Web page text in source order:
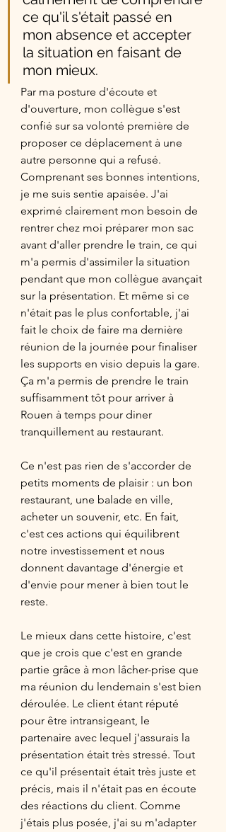
ce qu'il s'était passé en
mon absence et accepter
la situation en faisant de
mon mieux.
Par ma posture d'écoute et
d'ouverture, mon collègue s'est
confié sur sa volonté première de
proposer ce déplacement à une
autre personne qui a refusé.
Comprenant ses bonnes intentions,
je me suis sentie apaisée. J'ai
exprimé clairement mon besoin de
rentrer chez moi préparer mon sac
avant d'aller prendre le train, ce qui
m'a permis d'assimiler la situation
pendant que mon collègue avançait
sur la présentation. Et même si ce
n'était pas le plus confortable, j'ai
fait le choix de faire ma dernière
réunion de la journée pour finaliser
les supports en visio depuis la gare.
Ça m'a permis de prendre le train
suffisamment tôt pour arriver à
Rouen à temps pour diner
tranquillement au restaurant.
Ce n'est pas rien de s'accorder de
petits moments de plaisir : un bon
restaurant, une balade en ville,
acheter un souvenir, etc. En fait,
c'est ces actions qui équilibrent
notre investissement et nous
donnent davantage d'énergie et
d'envie pour mener à bien tout le
reste.
Le mieux dans cette histoire, c'est
que je crois que c'est en grande
partie grâce à mon lâcher-prise que
ma réunion du lendemain s'est bien
déroulée. Le client étant réputé
pour être intransigeant, le
partenaire avec lequel j'assurais la
présentation était très stressé. Tout
ce qu'il présentait était très juste et
précis, mais il n'était pas en écoute
des réactions du client. Comme
j'étais plus posée, j'ai su m'adapter